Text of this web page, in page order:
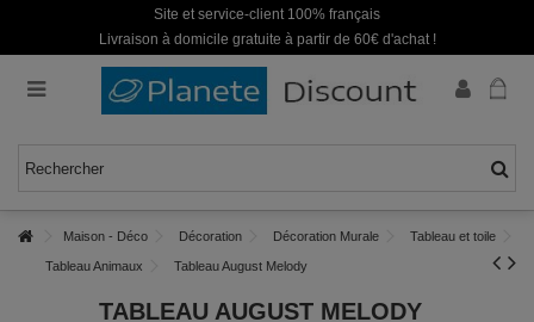
Site et service-client 100% français
Livraison à domicile gratuite à partir de 60€ d'achat !
Maison - Déco Décoration Décoration Murale Tableau et toile
Tableau Animaux Tableau August Melody
TABLEAU AUGUST MELODY